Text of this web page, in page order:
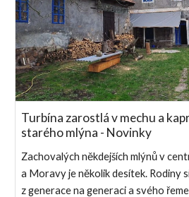
Turbína zarostlá v mechu a
starého mlýna - Novinky
Zachovalých někdejších mlýnů v
a Moravy je několik desítek. Rodiny
z generace na generaci a svého